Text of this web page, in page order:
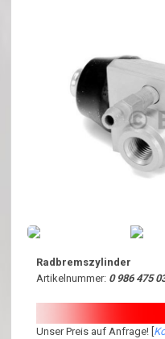
Radbremszylinder
Artikelnummer: 0 986 475
Unser Preis auf Anfrage! [